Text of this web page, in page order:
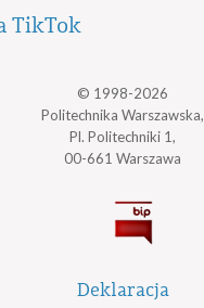
TikTok
© 1998-2026
Politechnika Warszawska,
Pl. Politechniki 1,
00-661 Warszawa
Deklaracja